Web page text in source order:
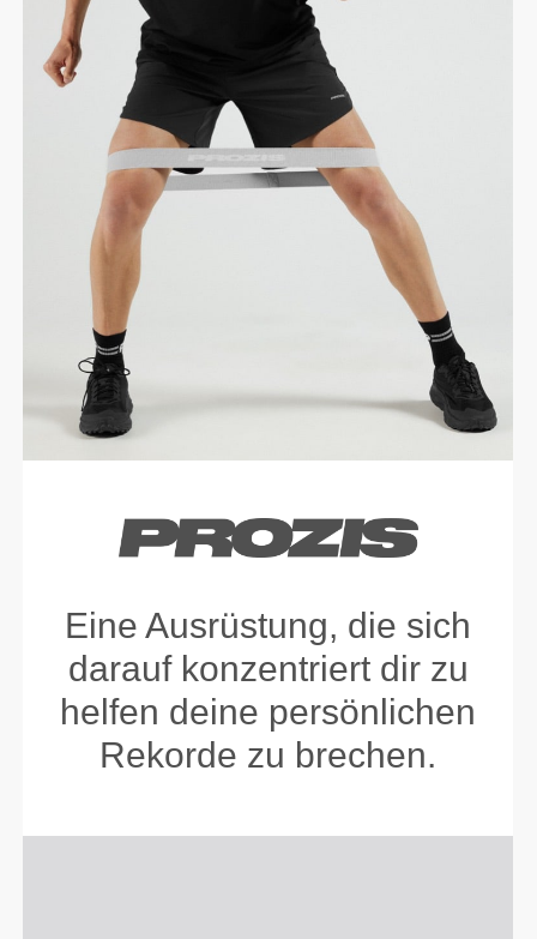
Eine Ausrüstung, die sich
darauf konzentriert dir zu
helfen deine persönlichen
Rekorde zu brechen.